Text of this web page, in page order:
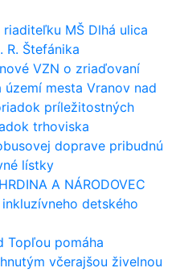
MŠ Dlhá ulica
R. Štefánika
VZN o zriaďovaní
mesta Vranov nad
príležitostných
trhoviska
doprave pribudnú
lístky
A NÁRODOVEC
detského
Topľou pomáha
včerajšou živelnou